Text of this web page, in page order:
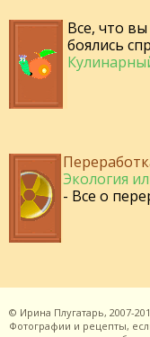
Все, что
боялись
Экология
- Все о
© Ирина Плугатарь, 2007-
Фотографии и рецепты,